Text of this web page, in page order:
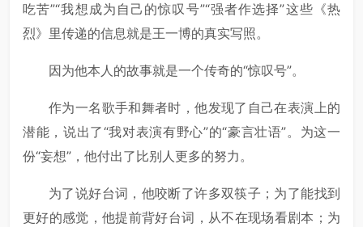
吃苦”“我想成为自己的惊叹号”“强者作选择”这些《热
烈》里传递的信息就是王一博的真实写照。
因为他本人的故事就是一个传奇的“惊叹号”。
作为一名歌手和舞者时，他发现了自己在表演上的
潜能，说出了“我对表演有野心”的“豪言壮语”。为这一
份“妄想”，他付出了比别人更多的努力。
为了说好台词，他咬断了许多双筷子；为了能找到
更好的感觉，他提前背好台词，从不在现场看剧本；为